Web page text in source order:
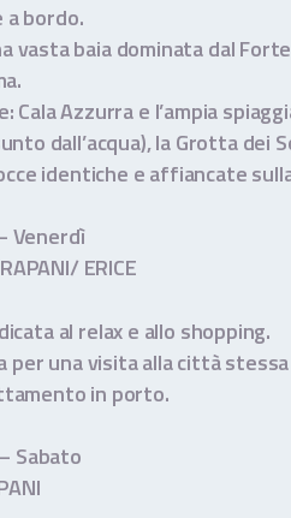
a bordo.
vasta baia dominata dal
Azzurra e l’ampia
dall’acqua), la Grotta dei
identiche e affiancate
Venerdì
ERICE
al relax e allo shopping.
una visita alla città
in porto.
Sabato